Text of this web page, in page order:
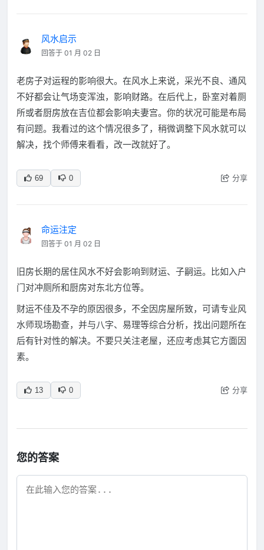
风水启示
回答于 01 月 02 日
老房子对运程的影响很大。在风水上来说，采光不良、通风
不好都会让气场变浑浊，影响财路。在后代上，卧室对着厕
所或者厨房放在吉位都会影响夫妻宫。你的状况可能是布局
有问题。我看过的这个情况很多了，稍微调整下风水就可以
解决，找个师傅来看看，改一改就好了。
69 0 分享
命运注定
回答于 01 月 02 日
旧房长期的居住风水不好会影响到财运、子嗣运。比如入户
门对冲厕所和厨房对东北方位等。
财运不佳及不孕的原因很多，不全因房屋所致，可请专业风
水师现场勘查，并与八字、易理等综合分析，找出问题所在
后有针对性的解决。不要只关注老屋，还应考虑其它方面因
素。
13 0 分享
您的答案